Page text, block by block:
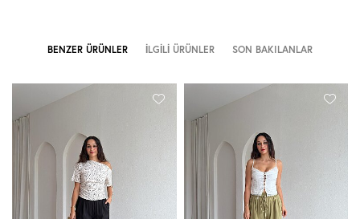
BENZER ÜRÜNLER İLGILI ÜRÜNLER SON BAKILANLAR